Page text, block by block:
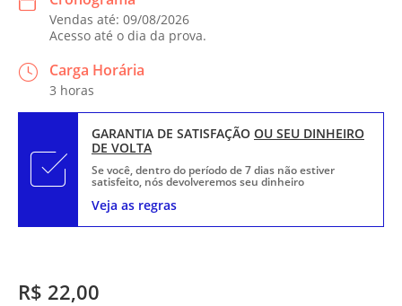
R$ 22,00
Vendas até: 09/08/2026
Acesso até o dia da prova.
Carga Horária
3 horas
GARANTIA DE SATISFAÇÃO OU SEU DINHEIRO
DE VOLTA
Se você, dentro do período de 7 dias não estiver
satisfeito, nós devolveremos seu dinheiro
Veja as regras